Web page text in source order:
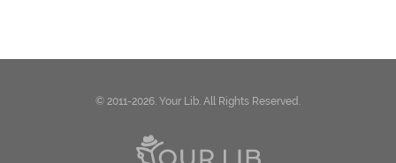
© 2011-2026. Your Lib. All Rights Reserved.